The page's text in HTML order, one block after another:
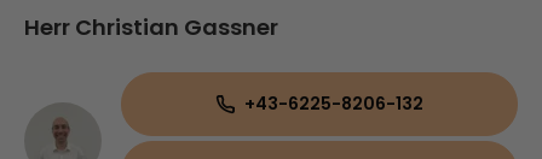
Herr Christian Gassner
+43-6225-8206-132